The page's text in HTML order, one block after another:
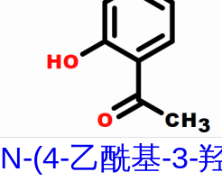
N-(4-乙酰基-3-